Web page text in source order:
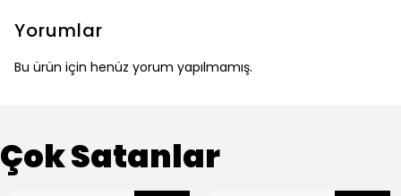
Yorumlar
Bu ürün için henüz yorum yapılmamış.
Çok Satanlar